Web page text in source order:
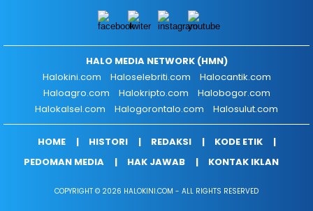
HALO MEDIA NETWORK (HMN)
Halokini.com
Haloselebriti.com
Halocantik.com
Haloagro.com
Halokripto.com
Halobogor.com
Halokalsel.com
Halogorontalo.com Halosulut.com
HOME HISTORI REDAKSI
KODE ETIK
PEDOMAN MEDIA
HAK JAWAB KONTAK IKLAN
COPYRIGHT © 2026 HALOKINI.COM - ALL RIGHTS RESERVED